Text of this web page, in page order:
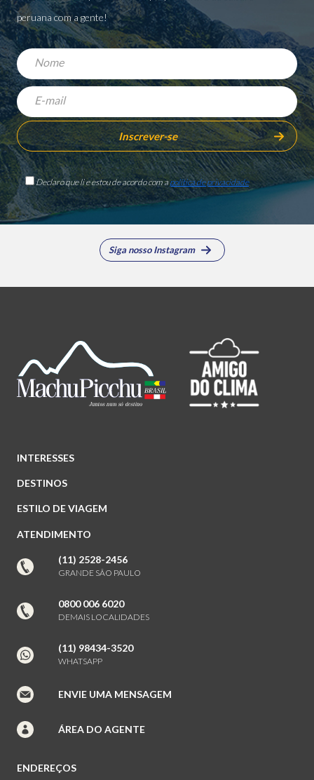
peruana com a gente!
Declaro que li e estou de acordo com a política de privacidade
Siga nosso Instagram
INTERESSES
DESTINOS
ESTILO DE VIAGEM
ATENDIMENTO
(11) 2528-2456
GRANDE SÃO PAULO
0800 006 6020
DEMAIS LOCALIDADES
(11) 98434-3520
WHATSAPP
ENVIE UMA MENSAGEM
ÁREA DO AGENTE
ENDEREÇOS